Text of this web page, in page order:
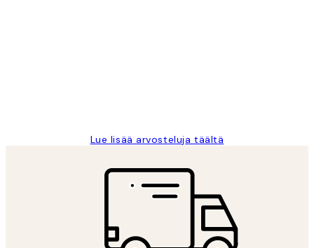
Lue lisää arvosteluja täältä